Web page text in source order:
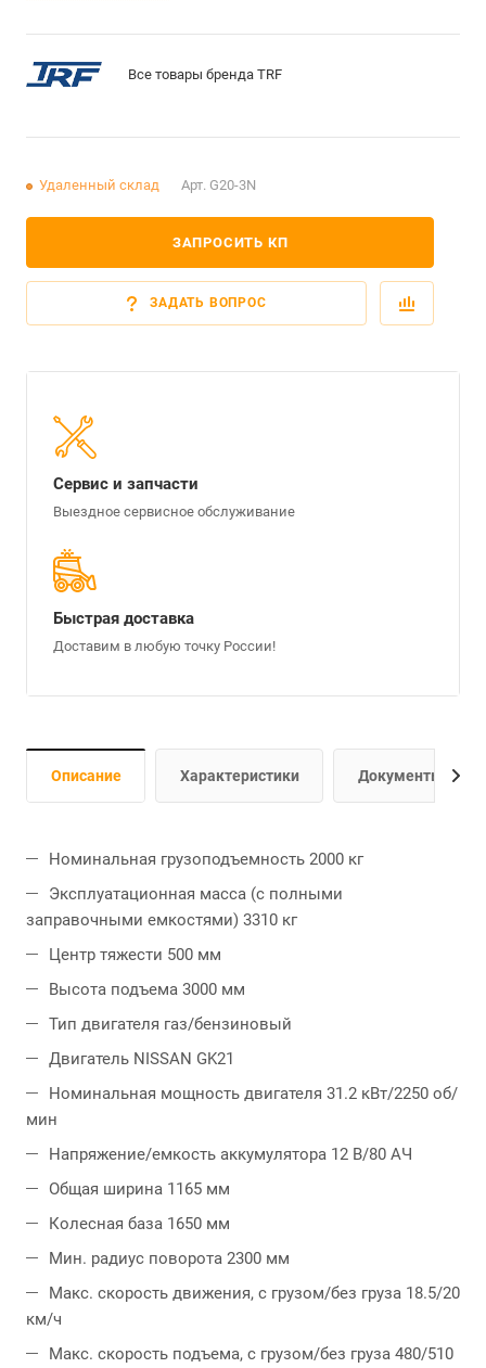
Все товары бренда TRF
Удаленный склад Арт. G20-3N
ЗАПРОСИТЬ КП
ЗАДАТЬ ВОПРОС
Сервис и запчасти
Выездное сервисное обслуживание
Быстрая доставка
Доставим в любую точку России!
Описание Характеристики Документы
Номинальная грузоподъемность 2000 кг
Эксплуатационная масса (с полными
заправочными емкостями) 3310 кг
Центр тяжести 500 мм
Высота подъема 3000 мм
Тип двигателя газ/бензиновый
Двигатель NISSAN GK21
Номинальная мощность двигателя 31.2 кВт/2250 об/
мин
Напряжение/емкость аккумулятора 12 B/80 АЧ
Общая ширина 1165 мм
Колесная база 1650 мм
Мин. радиус поворота 2300 мм
Макс. скорость движения, с грузом/без груза 18.5/20
км/ч
Макс. скорость подъема, с грузом/без груза 480/510